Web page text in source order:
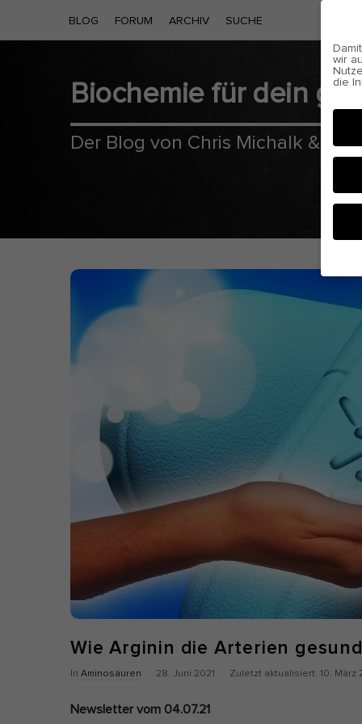
BLOG FORUM ARCHIV SUCHE
Biochemie für dein
Der Blog von Chris Michalk & Phil
Wie Arginin die Arterien
In Aminosäuren P
b
28. Juni 2021 Zuletzt aktualisiert: Z
10. März
Newsletter vom 04.07.21
wir
die
Hier